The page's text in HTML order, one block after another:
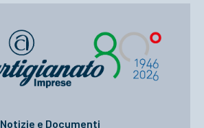
Notizie e Documenti